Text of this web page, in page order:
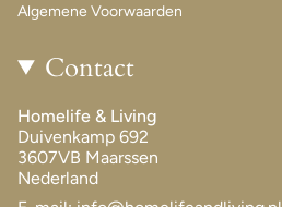
Algemene Voorwaarden
Contact
Homelife & Living
Duivenkamp 692
3607VB Maarssen
Nederland